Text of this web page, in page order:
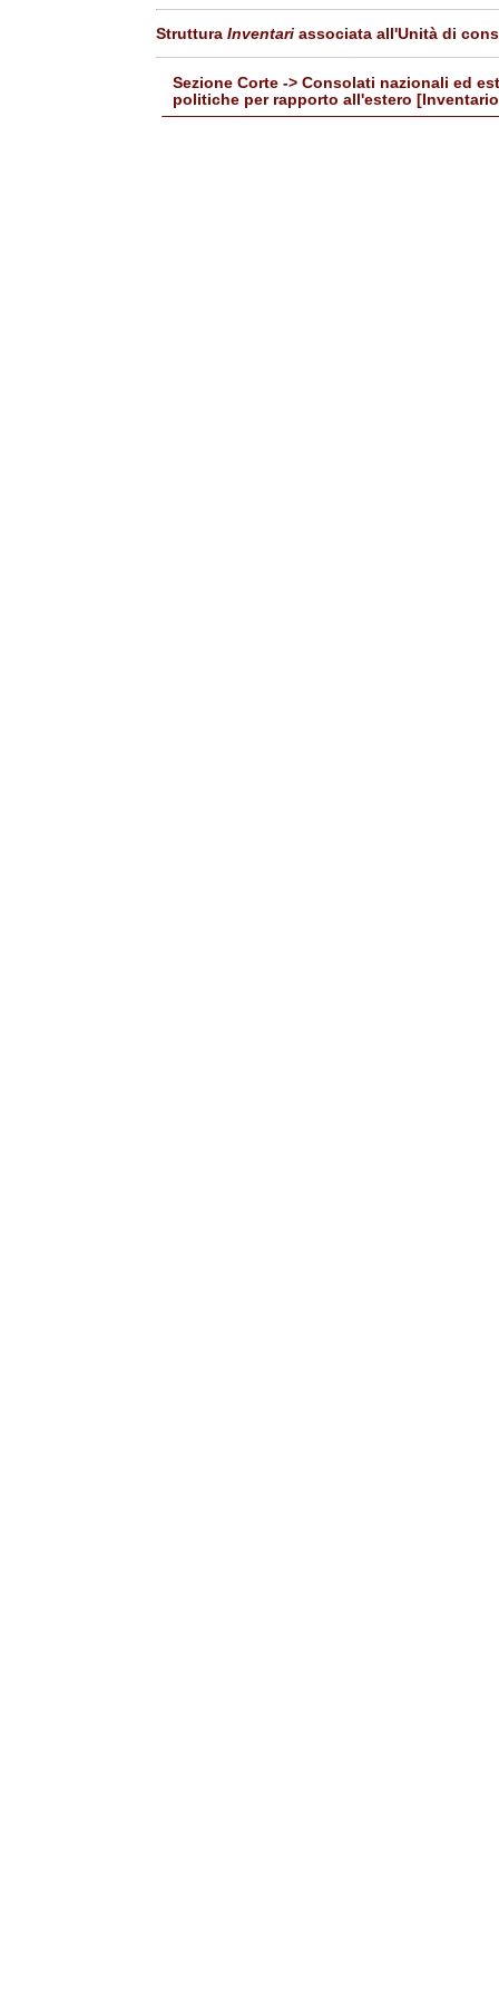
Struttura Inventari associata all'Unità di
Sezione Corte -> Consolati nazionali ed
politiche per rapporto all'estero [Inventario